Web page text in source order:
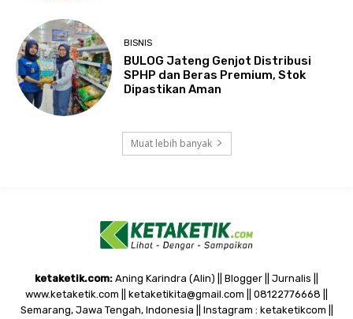
BISNIS
BULOG Jateng Genjot Distribusi
SPHP dan Beras Premium, Stok
Dipastikan Aman
Muat lebih banyak
ketaketik.com: Aning Karindra (Alin) || Blogger || Jurnalis ||
www.ketaketik.com || ketaketikita@gmail.com || 08122776668 ||
Semarang, Jawa Tengah, Indonesia || Instagram : ketaketikcom ||